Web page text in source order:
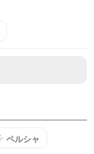
ペルシャ